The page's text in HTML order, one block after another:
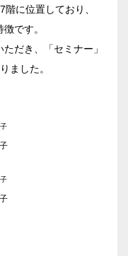
に位置しており、
です。
だき、「セミナー」
ました。